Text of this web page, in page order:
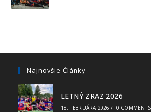
Najnovšie Články
LETNÝ ZRAZ 2026
18. FEBRUÁRA 2026 / 0 COMMENTS